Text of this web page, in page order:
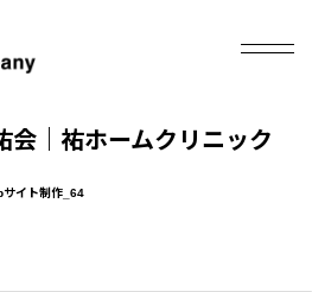
会｜祐ホームクリニック
サイト制作_64